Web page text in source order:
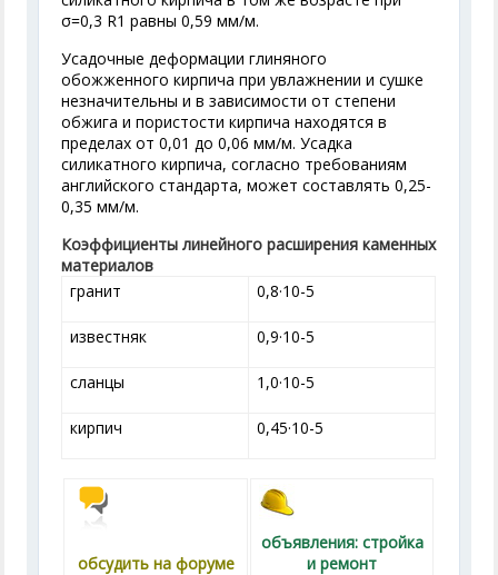
σ=0,3 R1 равны 0,59 мм/м.
Усадочные деформации глиняного
обожженного кирпича при увлажнении и сушке
незначительны и в зависимости от степени
обжига и пористости кирпича находятся в
пределах от 0,01 до 0,06 мм/м. Усадка
силикатного кирпича, согласно требованиям
английского стандарта, может составлять 0,25-
0,35 мм/м.
Коэффициенты линейного расширения каменных
материалов
гранит
0,8·10-5
известняк 0,9·10-5
сланцы 1,0·10-5
кирпич 0,45·10-5
обсудить на форуме
объявления: стройка
и ремонт